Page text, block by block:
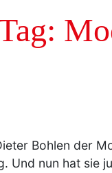
Bohlen der
Und nun hat sie